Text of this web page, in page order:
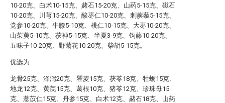
10-20克、白术10-15克、赭石15-20克、山药5-15克、磁石
10-20克、川芎15-20克、酸枣仁10-20克、刺蒺藜5-15克、
党参10-20克、牛膝5-10克、桃仁10-15克、大枣10-20克、
山茱萸5-10克、茯神5-15克、半夏3-9克、钩藤10-20克、
五味子10-20克、野菊花10-20克、柴胡5-15克。
优选为
龙骨25克、泽泻20克、瞿麦15克、茯苓18克、牡蛎15克、
地龙12克、黄芪15克、葛根10克、猪苓12克、珍珠母15
克、薏苡仁15克、丹参15克、白术12克、赭石18克、山药